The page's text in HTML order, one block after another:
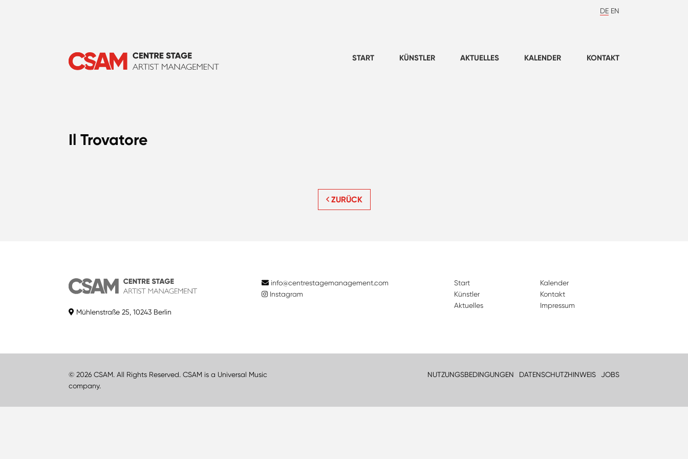
DE EN
START KÜNSTLER AKTUELLES KALENDER KONTAKT
Il Trovatore
ZURÜCK
Mühlenstraße 25, 10243 Berlin
info@centrestagemanagement.com
Instagram
Start
Künstler
Aktuelles
Kalender
Kontakt
Impressum
© 2026 CSAM. All Rights Reserved. CSAM is a Universal Music
company.
NUTZUNGSBEDINGUNGEN DATENSCHUTZHINWEIS JOBS